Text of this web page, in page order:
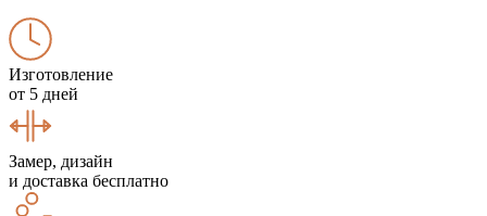
Изготовление
от 5 дней
Замер, дизайн
и доставка бесплатно